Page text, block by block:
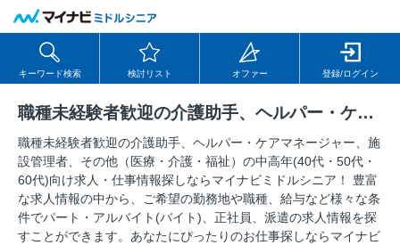
キーワード検索 検討リスト オファー 登録/ログイン
職種未経験者歓迎の介護助手、ヘルパー・ケアマネージャー、施設管理者、その他（医療・介護・福祉）の求人
職種未経験者歓迎の介護助手、ヘルパー・ケアマネージャー、施
設管理者、その他（医療・介護・福祉）の中⾼年(40代・50代・
60代)向け求⼈・仕事情報探しならマイナビミドルシニア！ 豊富
な求人情報の中から、ご希望の勤務地や職種、給与など様々な条
件でパート・アルバイト(バイト)、正社員、派遣の求人情報を探
すことができます。あなたにぴったりのお仕事探しならマイナビ